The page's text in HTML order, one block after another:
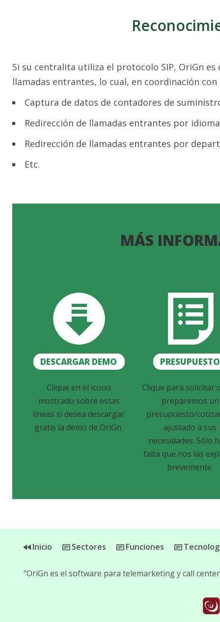
Si su centralita utiliza el protocolo SIP, OriGn
llamadas entrantes, lo cual, en coordinación
Captura de datos de contadores de
Redirección de llamadas entrantes por
Redirección de llamadas entrantes por
Etc.
MÁS
DESCARGAR DEMO PRESUPUESTO
Clique en el icono
mostrado sobre estas
líneas si desea descargar
gratis la demo de OriGn.
Clique para solicitar
preparemos un
presupuesto/
ajustado a sus
necesidades. Sólo
falta que nos las
brevemente.
Inicio Sectores Funciones
"OriGn es el software para telemarketing y call